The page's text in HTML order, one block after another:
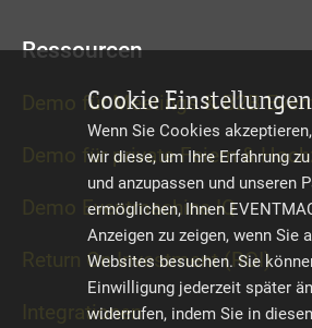
Cookie Einstellungen
Wenn Sie Cookies
wir diese, um Ihre Erfahrung
und anzupassen und unseren
ermöglichen, Ihnen
Anzeigen zu zeigen, wenn Sie
Websites besuchen. Sie
Einwilligung jederzeit später
widerrufen, indem Sie in diesen
Ressourcen
Demo für Meetings & B2B
Demo für private Feiern &
Demo Eventmachine IQ
Return On Investment (ROI)
Integrationen